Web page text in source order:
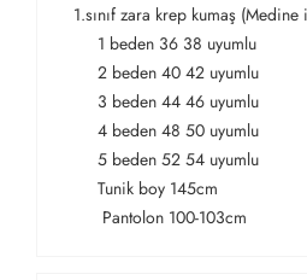
1.sınıf zara krep kumaş
1 beden 36 38 uyumlu
2 beden 40 42 uyumlu
3 beden 44 46 uyumlu
4 beden 48 50 uyumlu
5 beden 52 54 uyumlu
Tunik boy 145cm
Pantolon 100-103cm